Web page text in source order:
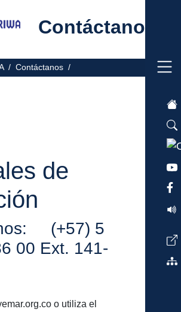
Contáctanos
/ Contáctanos /
de
(+57) 5
00 Ext. 141-
o utiliza el